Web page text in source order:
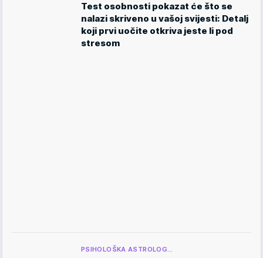
Test osobnosti pokazat će što se
nalazi skriveno u vašoj svijesti: Detalj
koji prvi uočite otkriva jeste li pod
stresom
PSIHOLOŠKA ASTROLOG…